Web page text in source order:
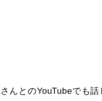
んとのYouTubeでも